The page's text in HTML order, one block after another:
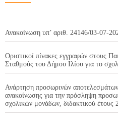
Ανακοίνωση υπ’ αριθ. 24146/03-07-
Οριστικοί πίνακες εγγραφών στους
Σταθμούς του Δήμου Ιλίου για το
Ανάρτηση προσωρινών
ανακοίνωσης για την πρόσληψη
σχολικών μονάδων, διδακτικού έτους